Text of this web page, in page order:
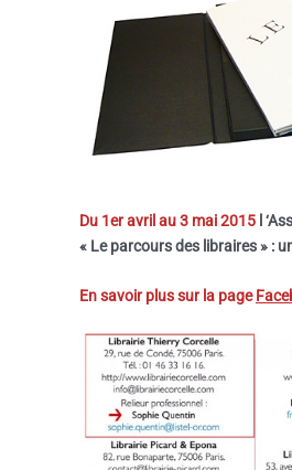
Du 1er avril au 3 mai 2015 l
« Le parcours des libraires » :
En savoir plus sur la page